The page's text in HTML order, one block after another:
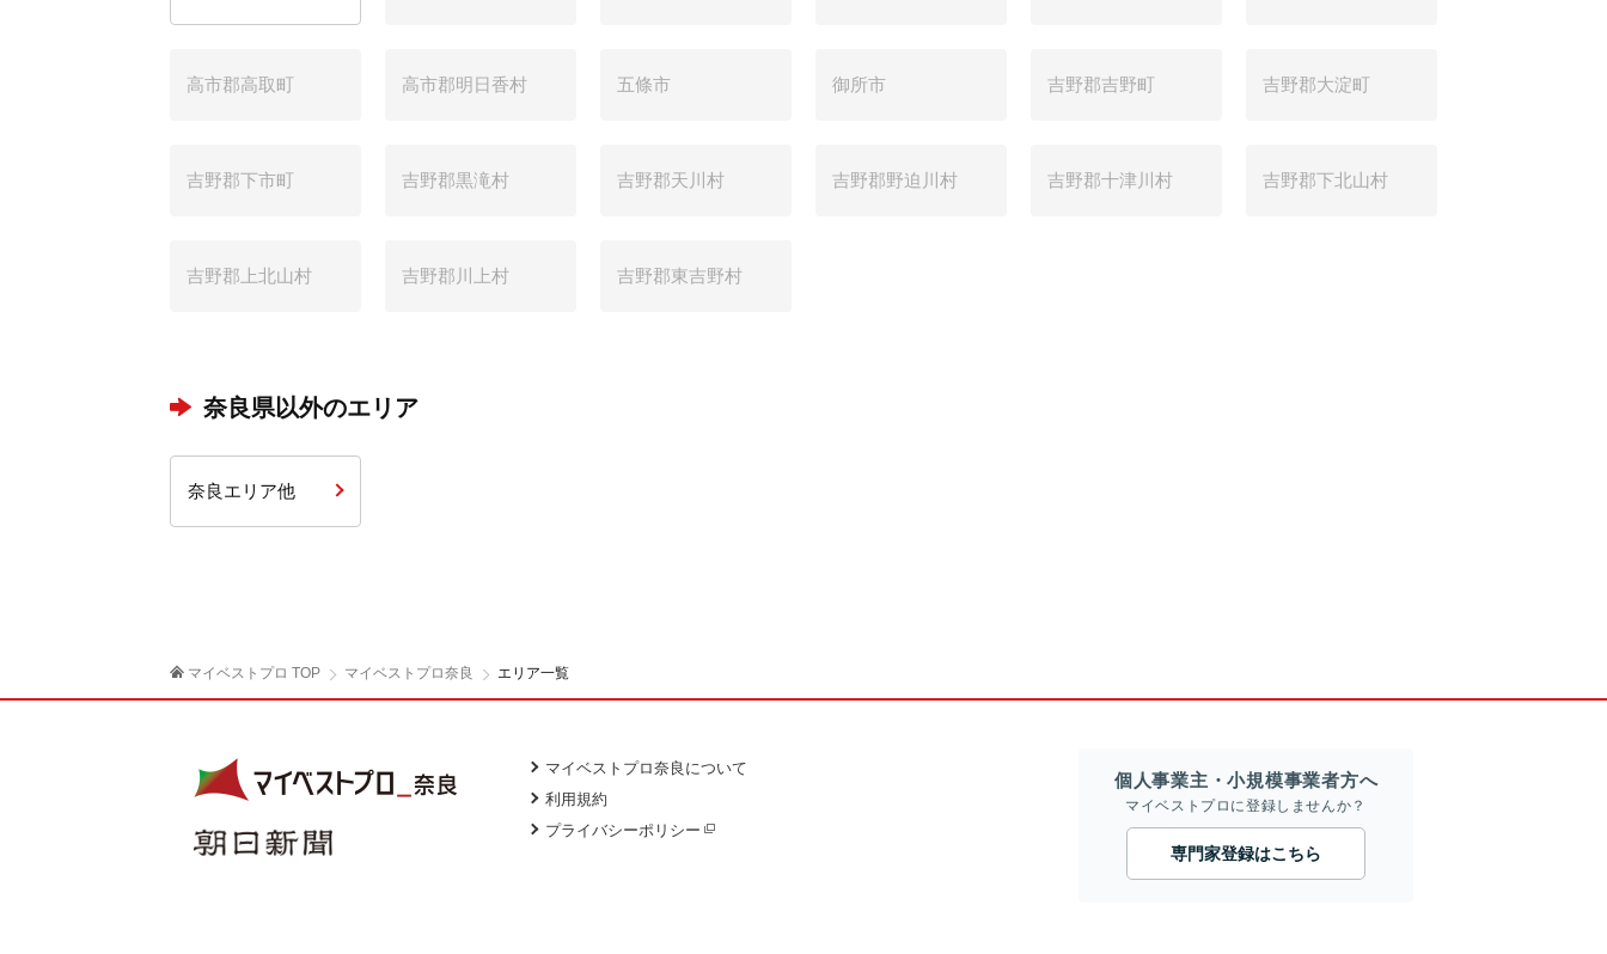
高市郡高取町 高市郡明日香村 五條市 御所市 吉野郡吉野町 吉野郡大淀町
吉野郡下市町 吉野郡黒滝村 吉野郡天川村 吉野郡野迫川村 吉野郡十津川村 吉野郡下北山村
吉野郡上北山村 吉野郡川上村 吉野郡東吉野村
奈良県以外のエリア
奈良エリア他
マイベストプロ TOP マイベストプロ奈良 エリア一覧
マイベストプロ奈良について
利用規約
プライバシーポリシー
個人事業主・小規模事業者方へ
マイベストプロに登録しませんか？
専門家登録はこちら